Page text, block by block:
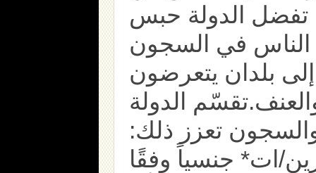
تفضل الدولة حبس
الناس في السجون
بلدان يتعرضون
الدولة
تعزز ذلك:
ات* جنسياً وفقًا